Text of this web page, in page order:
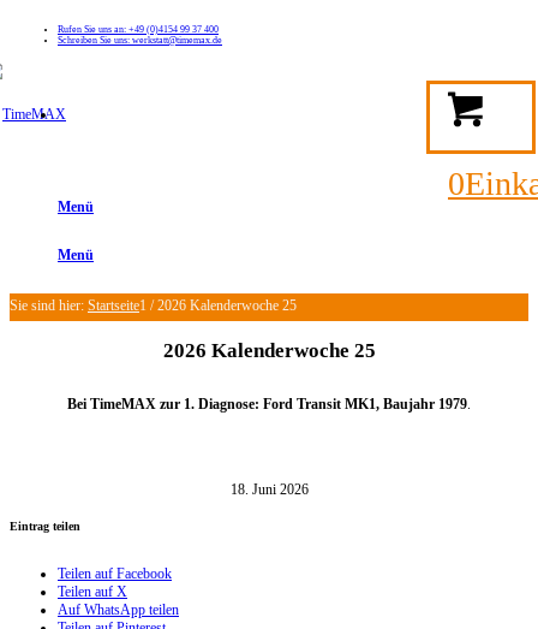
Rufen Sie uns an: +49 (0)4154 99 37 400
Schreiben Sie uns: werkstatt@timemax.de
0
Menü
Menü
Sie sind hier: Startseite1 / 2026 Kalenderwoche 25
2026 Kalenderwoche 25
Bei TimeMAX zur 1. Diagnose: Ford Transit MK1, Baujahr 1979.
18. Juni 2026
Eintrag teilen
Teilen auf Facebook
Teilen auf X
Auf WhatsApp teilen